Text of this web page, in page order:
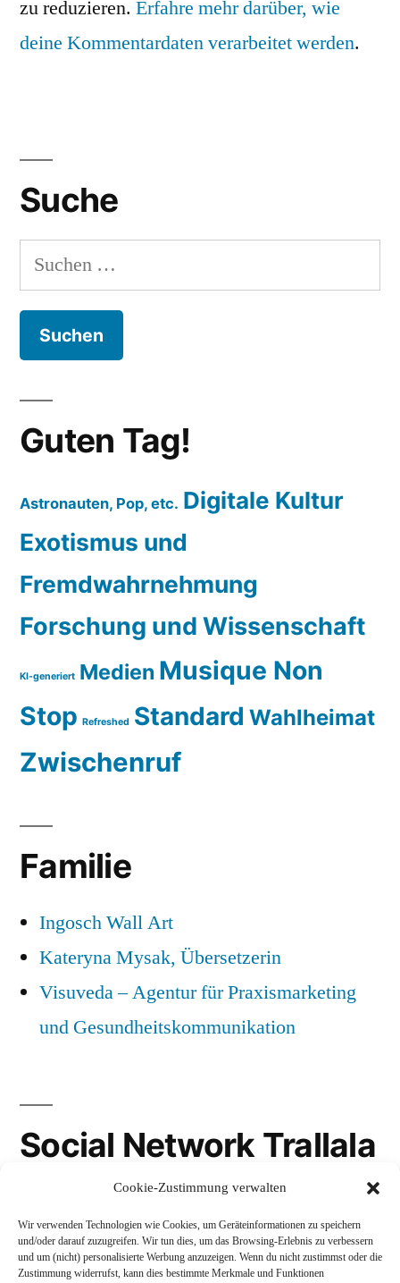
Cookie-Zustimmung verwalten
Wir verwenden Technologien wie Cookies, um Geräteinformationen zu speichern
und/oder darauf zuzugreifen. Wir tun dies, um das Browsing-Erlebnis zu verbessern
und um (nicht) personalisierte Werbung anzuzeigen. Wenn du nicht zustimmst oder die
Zustimmung widerrufst, kann dies bestimmte Merkmale und Funktionen
zu reduzieren. Erfahre mehr darüber, wie
deine Kommentardaten verarbeitet werden.
Suche
Suchen
nach:
Guten Tag!
Astronauten, Pop, etc. Digitale Kultur
Exotismus und
Fremdwahrnehmung
Forschung und Wissenschaft
KI-generiert Medien Musique Non
Stop Refreshed Standard Wahlheimat
Zwischenruf
Familie
Ingosch Wall Art
Kateryna Mysak, Übersetzerin
Visuveda – Agentur für Praxismarketing
und Gesundheitskommunikation
Social Network Trallala
LinkedIn
Mastodon